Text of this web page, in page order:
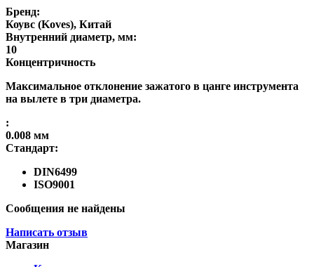
Бренд:
Коувс (Koves), Китай
Внутренний диаметр, мм:
10
Концентричность
Максимальное отклонение зажатого в цанге инструмента
на вылете в три диаметра.
:
0.008 мм
Стандарт:
DIN6499
ISO9001
Сообщения не найдены
Написать отзыв
Магазин